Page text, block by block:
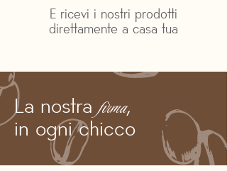
E ricevi i nostri prodotti
direttamente a casa tua
La nostrafirma,
in ogni chicco